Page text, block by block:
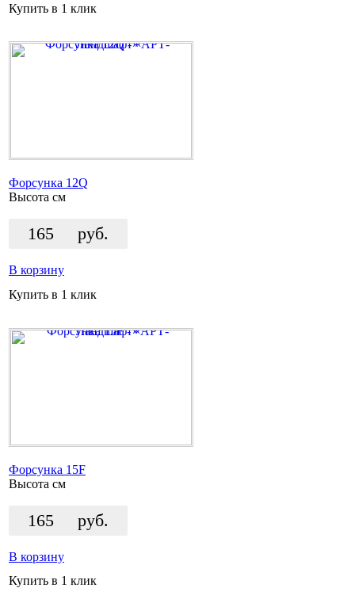
Купить в 1 клик
Форсунка 12Q
Высота см
165 руб.
В корзину
Купить в 1 клик
Форсунка 15F
Высота см
165 руб.
В корзину
Купить в 1 клик